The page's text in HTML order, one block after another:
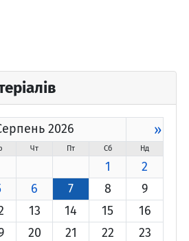
2026 »
Чт Пт Сб Нд
1
2
6 7 8
9
13 14 15
16
20 21 22
23